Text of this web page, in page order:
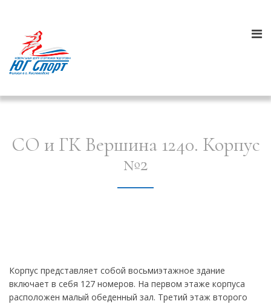
СО и ГК Вершина 1240. Корпус
№2
Корпус представляет собой восьмиэтажное здание
включает в себя 127 номеров. На первом этаже корпуса
расположен малый обеденный зал. Третий этаж второго